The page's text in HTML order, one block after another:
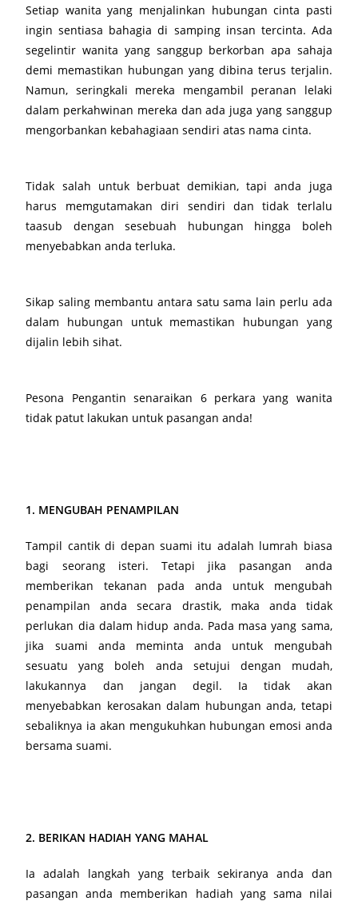
Setiap wanita yang menjalinkan hubungan cinta pasti
ingin sentiasa bahagia di samping insan tercinta. Ada
segelintir wanita yang sanggup berkorban apa sahaja
demi memastikan hubungan yang dibina terus terjalin.
Namun, seringkali mereka mengambil peranan lelaki
dalam perkahwinan mereka dan ada juga yang sanggup
mengorbankan kebahagiaan sendiri atas nama cinta.
Tidak salah untuk berbuat demikian, tapi anda juga
harus memgutamakan diri sendiri dan tidak terlalu
taasub dengan sesebuah hubungan hingga boleh
menyebabkan anda terluka.
Sikap saling membantu antara satu sama lain perlu ada
dalam hubungan untuk memastikan hubungan yang
dijalin lebih sihat.
Pesona Pengantin senaraikan 6 perkara yang wanita
tidak patut lakukan untuk pasangan anda!
1. MENGUBAH PENAMPILAN
Tampil cantik di depan suami itu adalah lumrah biasa
bagi seorang isteri. Tetapi jika pasangan anda
memberikan tekanan pada anda untuk mengubah
penampilan anda secara drastik, maka anda tidak
perlukan dia dalam hidup anda. Pada masa yang sama,
jika suami anda meminta anda untuk mengubah
sesuatu yang boleh anda setujui dengan mudah,
lakukannya dan jangan degil. Ia tidak akan
menyebabkan kerosakan dalam hubungan anda, tetapi
sebaliknya ia akan mengukuhkan hubungan emosi anda
bersama suami.
2. BERIKAN HADIAH YANG MAHAL
Ia adalah langkah yang terbaik sekiranya anda dan
pasangan anda memberikan hadiah yang sama nilai